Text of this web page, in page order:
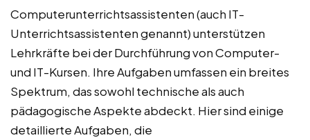
Computerunterrichtsassistenten (auch IT-
Unterrichtsassistenten genannt) unterstützen
Lehrkräfte bei der Durchführung von Computer-
und IT-Kursen. Ihre Aufgaben umfassen ein breites
Spektrum, das sowohl technische als auch
pädagogische Aspekte abdeckt. Hier sind einige
detaillierte Aufgaben, die